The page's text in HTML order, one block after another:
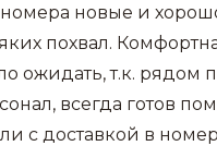
новые и
похвал.
ожидать, т.к. рядом
всегда готов
с доставкой в